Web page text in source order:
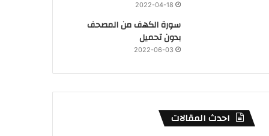
2022-04-18
سورة الكهف من المصحف
بدون تحميل
2022-06-03
احدث المقالات